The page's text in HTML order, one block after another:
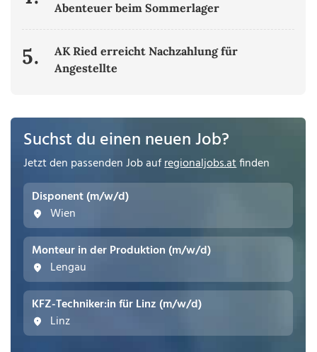
Abenteuer beim Sommerlager
5.
AK Ried erreicht Nachzahlung für
Angestellte
Suchst du einen neuen Job?
Jetzt den passenden Job aufregionaljobs.atfinden
Disponent (m/w/d)
Wien
Monteur in der Produktion (m/w/d)
Lengau
KFZ-Techniker:in für Linz (m/w/d)
Linz